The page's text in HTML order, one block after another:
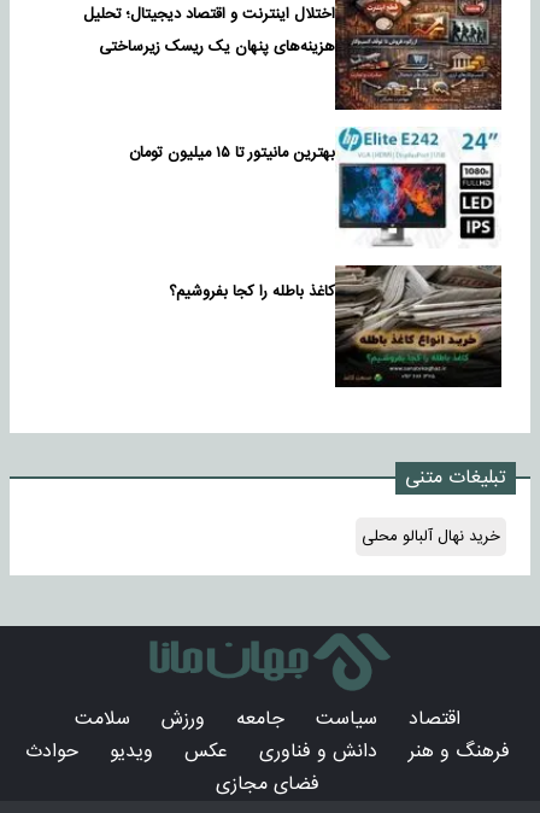
اختلال اینترنت و اقتصاد دیجیتال؛ تحلیل
هزینه‌های پنهان یک ریسک زیرساختی
بهترین مانیتور تا ۱۵ میلیون تومان
کاغذ باطله را کجا بفروشیم؟
تبلیغات متنی
خرید نهال آلبالو محلی
اقتصاد سیاست جامعه ورزش
سلامت
فرهنگ و هنر
دانش و فناوری عکس ویدیو
حوادث
فضای مجازی